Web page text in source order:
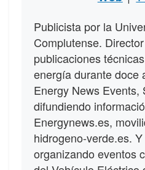
Publicista por la
Complutense.
publicaciones
energía durante doce
Energy News Events,
difundiendo
Energynews.es,
hidrogeno-verde.es.
organizando eventos